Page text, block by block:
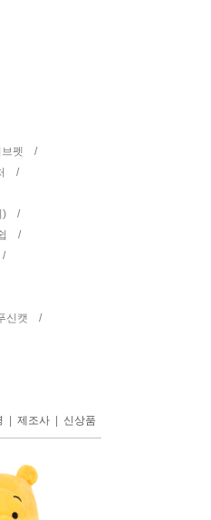
브펫 /
처 /
) /
쉽 /
/
신캣 /
제조사 신상품